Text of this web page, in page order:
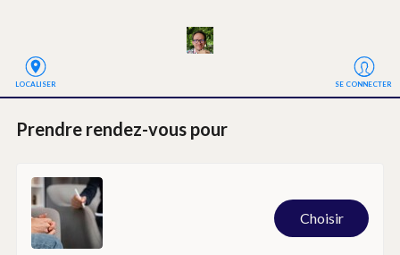
LOCALISER SE CONNECTER
Prendre rendez-vous pour
Choisir